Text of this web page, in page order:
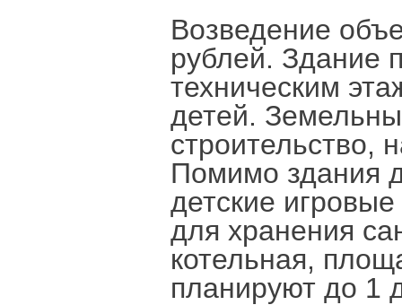
Возведение
рублей. Здание
техническим
детей.
строительство,
Помимо здания
детские
для хранения
котельная,
планируют до 1